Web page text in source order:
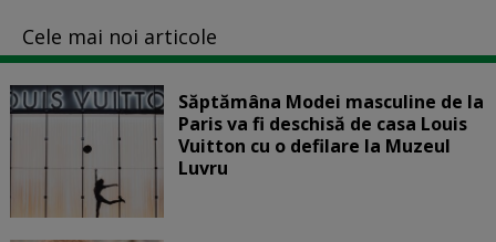
Cele mai noi articole
Săptămâna Modei masculine de la
Paris va fi deschisă de casa Louis
Vuitton cu o defilare la Muzeul
Luvru